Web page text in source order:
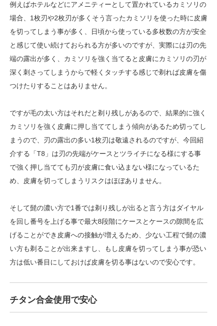
例えばホテルなどにアメニティーとして置かれているカミソリの
場合、1枚刃や2枚刃が多くそう言ったカミソリを使った時に皮膚
を切ってしまう事が多く、日頃から使っている多枚数の方が安全
と感じて使い続けておられる方が多いのですが、実際には刃の先
端の露出が多く、カミソリを強く当てると皮膚にカミソリの刃が
深く刺さってしまうからで軽くタッチする感じで剃れば皮膚を傷
つけたりすることはありません。
ですが毛の太い方はそれだと剃り残しがあるので、結果的に強く
カミソリを強く皮膚に押し当ててしまう傾向があるため切ってし
まうので、刃の露出の多い1枚刃は敬遠されるのですが、今回紹
介する「T8」は刃の先端がケースとツライチになる様にする事
で強く押し当てても刃が皮膚に食い込まない様になっているた
め、皮膚を切ってしまうリスクはほぼありません。
そして髭の濃い方で1番では剃り残しが出ると言う方はダイヤル
を回し番号を上げる事で最大8段階にケースとケースの隙間を広
げることができ皮膚への接触が増えるため、少ない工程で髭の濃
い方も剃ることが出来ますし、もし皮膚を切ってしまう事が恐い
方は低い番目にしておけば皮膚を切る事はないので安心です。
チタン合金使用で安心